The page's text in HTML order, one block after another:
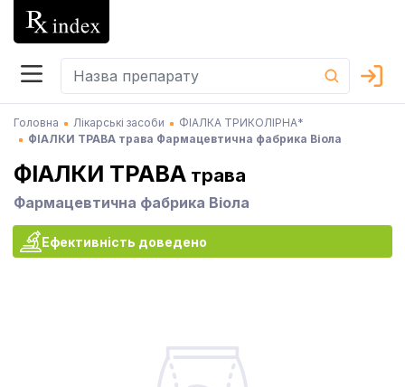
Головна Лікарські засоби
ФІАЛКА ТРИКОЛІРНА*
ФІАЛКИ ТРАВА трава Фармацевтична фабрика Віола
ФІАЛКИ ТРАВА трава
Фармацевтична фабрика Віола
Ефективність доведено